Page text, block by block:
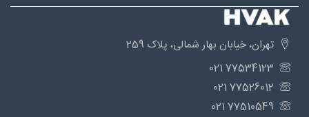
تهران، خیابان بهار شمالی، پلاک 259
77534123 021
77526012 021
77510549 021